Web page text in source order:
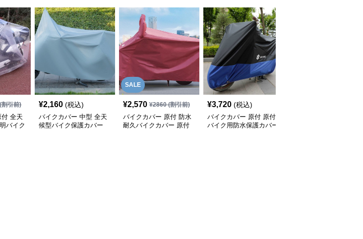
引前)
全天
バイク
¥2,160 (税込)
バイクカバー 中型 全天
候型バイク保護カバー
SALE
¥2,570 ¥2860(割引前)
バイクカバー 原付 防水
耐久バイクカバー 原付
¥3,720 (税込)
バイクカバー 原付 原付
バイク用防水保護カバー